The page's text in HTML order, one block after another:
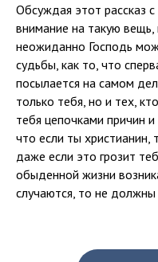
Обсуждая этот рассказ
внимание на такую
неожиданно Господь
судьбы, как то, что
посылается на самом
только тебя, но и тех,
тебя цепочками причин
что если ты
даже если это грозит
обыденной жизни
случаются, то не должны